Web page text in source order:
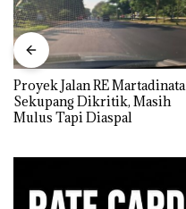
Proyek Jalan RE Martadinata
Sekupang Dikritik, Masih
Mulus Tapi Diaspal